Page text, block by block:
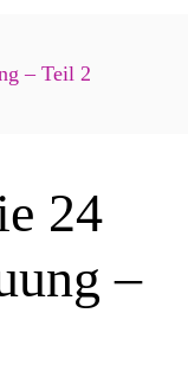
– Teil 2
24
–